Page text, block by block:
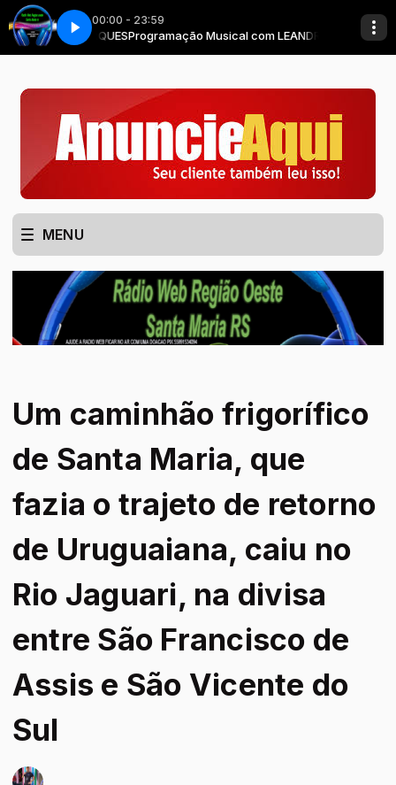
00:00 - 23:59
MARQUES Programação Musical com LEANDRO MARQUES
DANCE (youtube)NÃO ERA PRA DOER ASSIM – Dblack Dance 2026
MENU
Um caminhão frigorífico
de Santa Maria, que
fazia o trajeto de retorno
de Uruguaiana, caiu no
Rio Jaguari, na divisa
entre São Francisco de
Assis e São Vicente do
Sul